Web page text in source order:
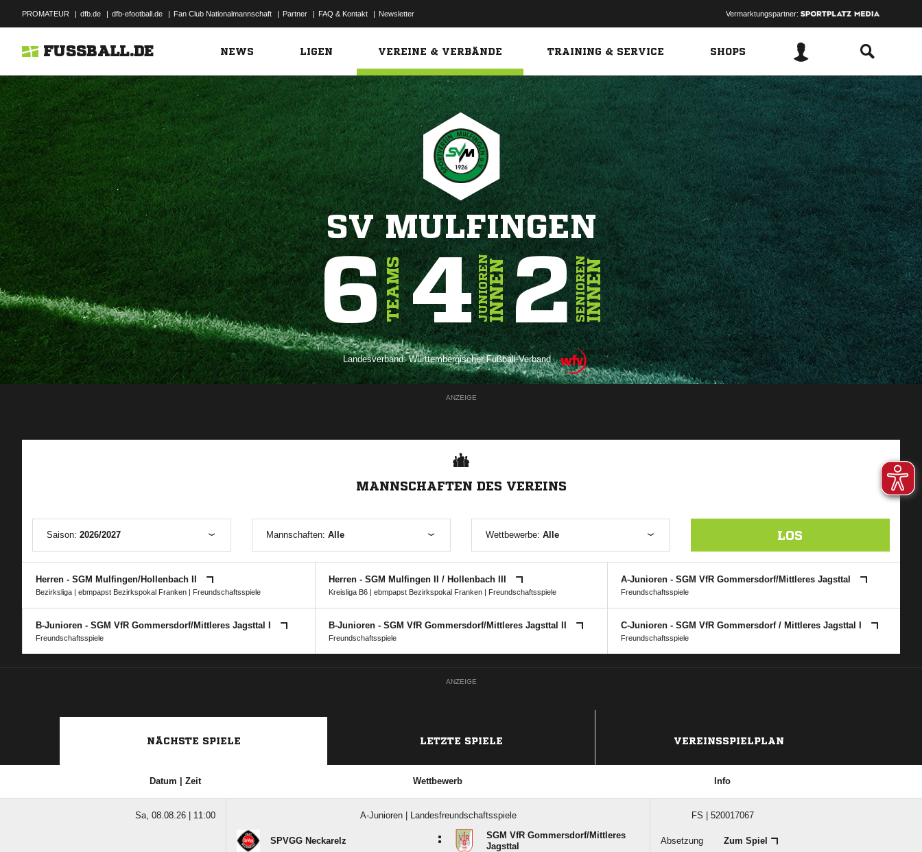
PROMATEUR | dfb.de | dfb-efootball.de | Fan Club Nationalmannschaft | Partner | FAQ & Kontakt | Newsletter Vermarktungspartner:
FUSSBALL.DE NEWS LIGEN VEREINE & VERBÄNDE TRAINING & SERVICE SHOPS
SV MULFINGEN
6TEAMS4JUNIORENINNEN2SENIORENINNEN
Landesverband:Württembergischer Fußball-Verband
ANZEIGE
MANNSCHAFTEN DES VEREINS
Saison: 2026/2027 Mannschaften: Alle Wettbewerbe: Alle LOS
Herren - SGM Mulfingen/​Hollenbach II
Bezirksliga | ebmpapst Bezirkspokal Franken | Freundschaftsspiele
Herren - SGM Mulfingen II /​ Hollenbach III
Kreisliga B6| ebmpapst Bezirkspokal Franken| Freundschaftsspiele
A-Junioren - SGM VfR Gommersdorf/​Mittleres Jagsttal
Freundschaftsspiele
B-Junioren - SGM VfR Gommersdorf/​Mittleres Jagsttal I
Freundschaftsspiele
B-Junioren - SGM VfR Gommersdorf/​Mittleres Jagsttal II
Freundschaftsspiele
C-Junioren - SGM VfR Gommersdorf /​ Mittleres Jagsttal I
Freundschaftsspiele
ANZEIGE
NÄCHSTE SPIELE LETZTE SPIELE VEREINSSPIELPLAN
Datum | Zeit Wettbewerb Info
Sa, 08.08.26 | 11:00 A-Junioren | Landesfreundschaftsspiele FS | 520017067
SPVGG Neckarelz :
SGM VfR Gommersdorf/​Mittleres
Jagsttal
Absetzung Zum Spiel